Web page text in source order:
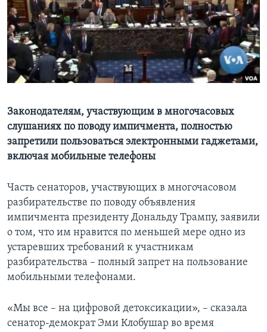
Learning English
СОЦИАЛЬНЫЕ СЕТИ
Языки
Законодателям, участвующим в многочасовых
слушаниях по поводу импичмента, полностью
запретили пользоваться электронными гаджетами,
включая мобильные телефоны
Часть сенаторов, участвующих в многочасовом
разбирательстве по поводу объявления
импичмента президенту Дональду Трампу, заявили
о том, что им нравится по меньшей мере одно из
устаревших требований к участникам
разбирательства – полный запрет на пользование
мобильными телефонами.
«Мы все – на цифровой детоксикации», – сказала
сенатор-демократ Эми Клобушар во время